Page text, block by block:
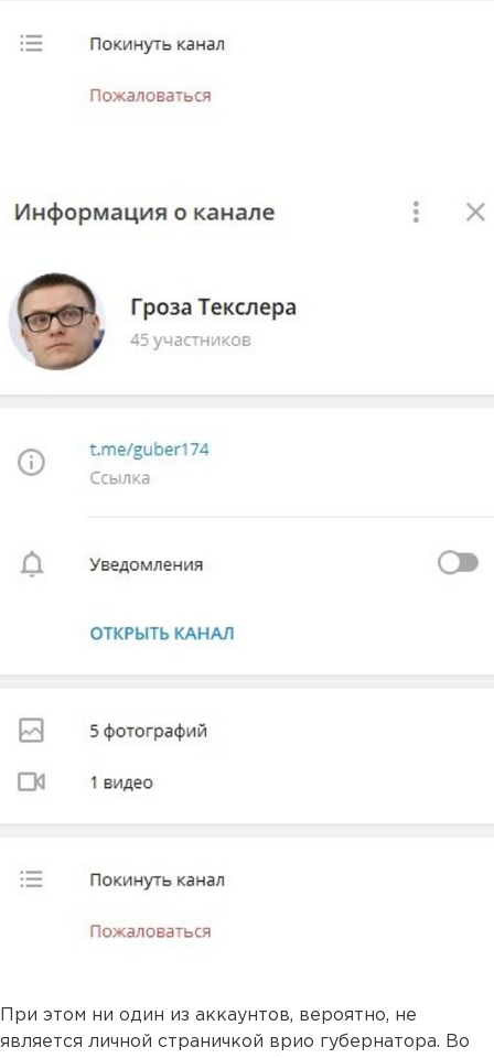
При этом ни один из аккаунтов, вероятно, не
является личной страничкой врио губернатора. Во